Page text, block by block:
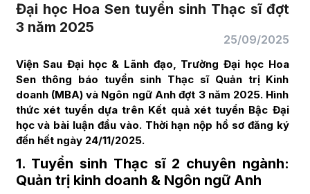
Đại học Hoa Sen tuyển sinh Thạc sĩ đợt
3 năm 2025
25/09/2025
Viện Sau Đại học & Lãnh đạo, Trường Đại học Hoa
Sen thông báo tuyển sinh Thạc sĩ Quản trị Kinh
doanh (MBA) và Ngôn ngữ Anh đợt 3 năm 2025. Hình
thức xét tuyển dựa trên Kết quả xét tuyển Bậc Đại
học và bài luận đầu vào. Thời hạn nộp hồ sơ đăng ký
đến hết ngày 24/11/2025.
1. Tuyển sinh Thạc sĩ 2 chuyên ngành:
Quản trị kinh doanh & Ngôn ngữ Anh